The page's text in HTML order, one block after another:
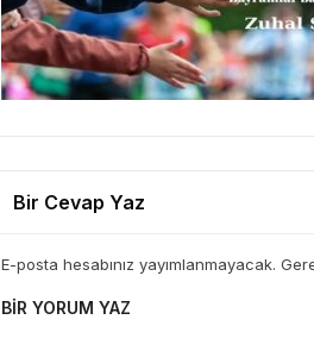
Bir Cevap Yaz
E-posta hesabınız yayımlanmayacak.
BIR YORUM YAZ